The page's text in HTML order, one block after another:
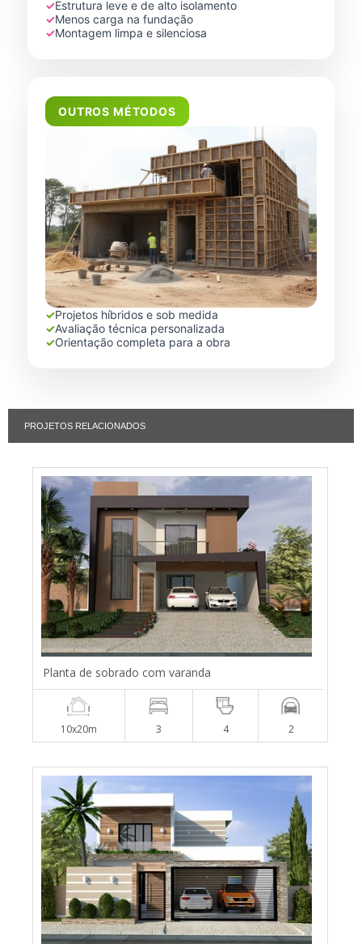
✓Estrutura leve e de alto isolamento
✓Menos carga na fundação
✓Montagem limpa e silenciosa
OUTROS MÉTODOS
✓Projetos híbridos e sob medida
✓Avaliação técnica personalizada
✓Orientação completa para a obra
PROJETOS RELACIONADOS
Planta de sobrado com varanda
10x20m 3 4 2